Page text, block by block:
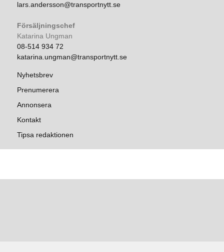
lars.andersson@transportnytt.se
Försäljningschef
Katarina Ungman
08-514 934 72
katarina.ungman@transportnytt.se
Nyhetsbrev
Prenumerera
Annonsera
Kontakt
Tipsa redaktionen